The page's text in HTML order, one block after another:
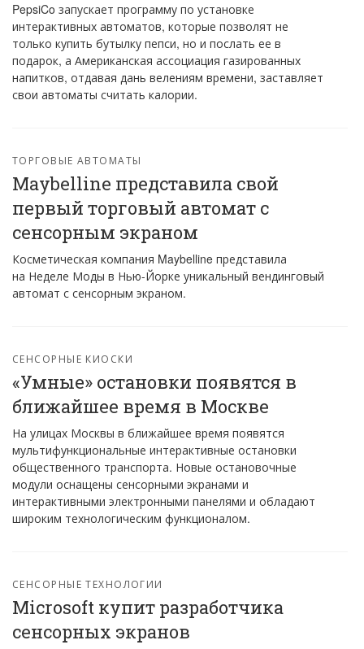
PepsiCo запускает программу по установке
интерактивных автоматов, которые позволят не
только купить бутылку пепси, но и послать ее в
подарок, а Американская ассоциация газированных
напитков, отдавая дань велениям времени, заставляет
свои автоматы считать калории.
ТОРГОВЫЕ АВТОМАТЫ
Maybelline представила свой
первый торговый автомат с
сенсорным экраном
Косметическая компания Maybelline представила
на Неделе Моды в Нью-Йорке уникальный вендинговый
автомат с сенсорным экраном.
СЕНСОРНЫЕ КИОСКИ
«Умные» остановки появятся в
ближайшее время в Москве
На улицах Москвы в ближайшее время появятся
мультифункциональные интерактивные остановки
общественного транспорта. Новые остановочные
модули оснащены сенсорными экранами и
интерактивными электронными панелями и обладают
широким технологическим функционалом.
СЕНСОРНЫЕ ТЕХНОЛОГИИ
Microsoft купит разработчика
сенсорных экранов